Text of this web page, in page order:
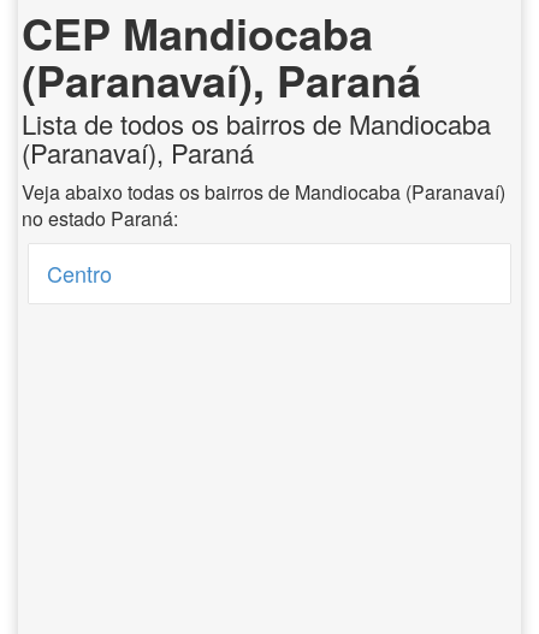
CEP Mandiocaba
(Paranavaí), Paraná
Lista de todos os bairros de Mandiocaba
(Paranavaí), Paraná
Veja abaixo todas os bairros de Mandiocaba (Paranavaí)
no estado Paraná:
Centro